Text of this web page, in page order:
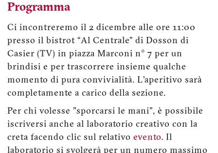
Programma
Ci incontreremo il 2 dicembre alle ore 11:00
presso il bistrot “Al Centrale” di Dosson di
Casier (TV) in piazza Marconi n° 7 per un
brindisi e per trascorrere insieme qualche
momento di pura convivialità. L’aperitivo sarà
completamente a carico della sezione.
Per chi volesse "sporcarsi le mani", è possibile
iscriversi anche al laboratorio creativo con la
creta facendo clic sul relativo evento. Il
laboratorio si svolgerà per un numero massimo